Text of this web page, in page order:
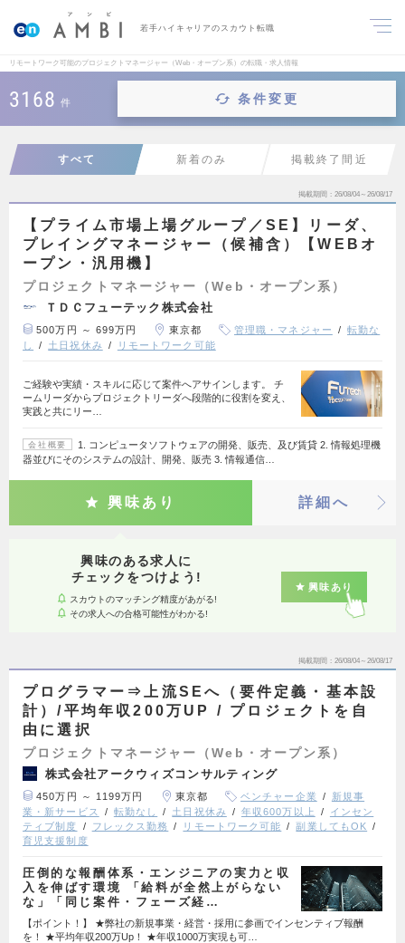
若手ハイキャリアのスカウト転職
リモートワーク可能のプロジェクトマネージャー（Web・オープン系）の転職・求人情報
3168 件 条件変更
すべて 新着のみ 掲載終了間近
掲載期間 26/08/04～26/08/17
【プライム市場上場グループ／SE】リーダ、
プレイングマネージャー（候補含）【WEBオ
ープン・汎用機】
プロジェクトマネージャー（Web・オープン系）
ＴＤＣフューテック株式会社
500万円 ～ 699万円 東京都 管理職・マネジャー
転勤な
し
土日祝休み リモートワーク可能
ご経験や実績・スキルに応じて案件へアサインします。 チ
ームリーダからプロジェクトリーダへ段階的に役割を変え、
実践と共にリー…
会社概要
1. コンピュータソフトウェアの開発、販売、及び賃貸 2. 情報処理機
器並びにそのシステムの設計、開発、販売 3. 情報通信…
興味あり 詳細へ
興味のある求人に
チェックをつけよう!
スカウトのマッチング精度があがる!
その求人への合格可能性がわかる!
興味あり
掲載期間 26/08/04～26/08/17
プログラマー⇒上流SEへ（要件定義・基本設
計）/平均年収200万UP / プロジェクトを自
由に選択
プロジェクトマネージャー（Web・オープン系）
株式会社アークウィズコンサルティング
450万円 ～ 1199万円 東京都 ベンチャー企業
新規事
業・新サービス
転勤なし 土日祝休み 年収600万以上
インセン
ティブ制度
フレックス勤務 リモートワーク可能
副業してもOK
育児支援制度
圧倒的な報酬体系・エンジニアの実力と収
入を伸ばす環境 「給料が全然上がらない
な」「同じ案件・フェーズ経…
【ポイント！】 ★弊社の新規事業・経営・採用に参画でインセンティブ報酬
を！ ★平均年収200万Up！ ★年収1000万実現も可…